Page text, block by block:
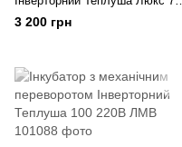
220в ТАВ
3 200 грн